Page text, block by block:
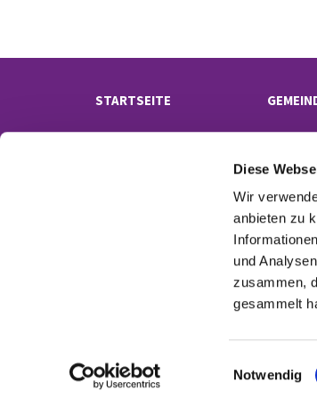
Diese
Wir
anbieten zu
und
zusammen,
gesammelt
i
Notwendig
STARTSEITE